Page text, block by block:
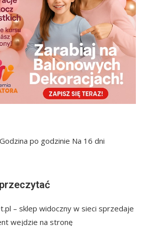
Godzina po godzinie Na 16 dni
– sklep widoczny w sieci sprzedaje
wejdzie na stronę